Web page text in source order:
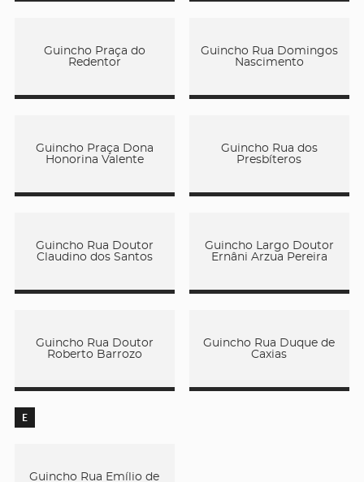
Guincho Praça do
Redentor
Guincho Rua Domingos
Nascimento
Guincho Praça Dona
Honorina Valente
Guincho Rua dos
Presbíteros
Guincho Rua Doutor
Claudino dos Santos
Guincho Largo Doutor
Ernâni Arzua Pereira
Guincho Rua Doutor
Roberto Barrozo
Guincho Rua Duque de
Caxias
E
Guincho Rua Emílio de